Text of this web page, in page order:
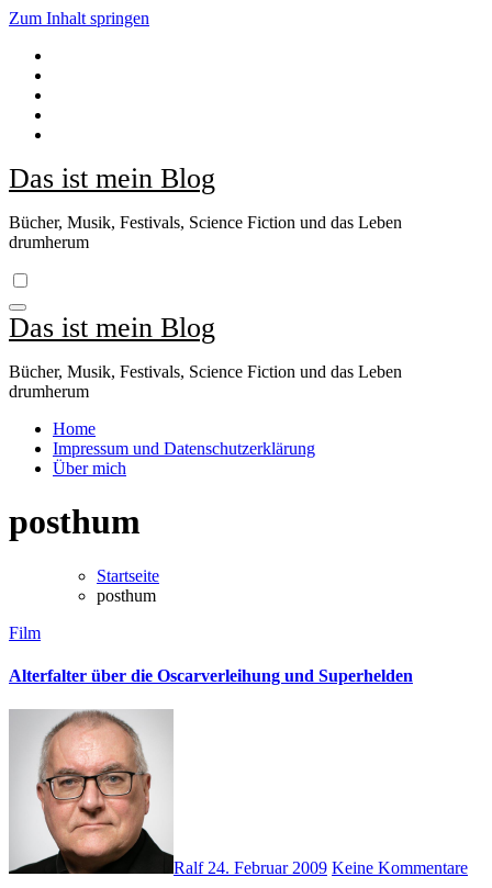
Zum Inhalt springen
Das ist mein Blog
Bücher, Musik, Festivals, Science Fiction und das Leben
drumherum
Das ist mein Blog
Bücher, Musik, Festivals, Science Fiction und das Leben
drumherum
Home
Impressum und Datenschutzerklärung
Über mich
posthum
Startseite
posthum
Film
Alterfalter über die Oscarverleihung und Superhelden
Ralf24. Februar 2009 Keine Kommentare